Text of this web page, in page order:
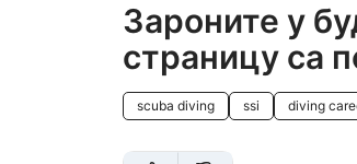
Зароните у
страницу са
scuba diving ssi diving